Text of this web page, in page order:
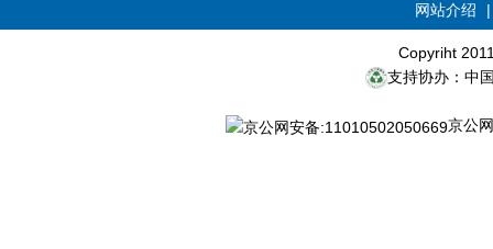
网站介绍
Copyriht
支持协办：中
京公